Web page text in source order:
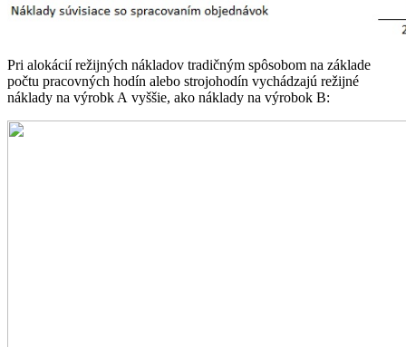
Pri alokácií režijných nákladov tradičným spôsobom na základe
počtu pracovných hodín alebo strojohodín vychádzajú režijné
náklady na výrobk A vyššie, ako náklady na výrobok B: